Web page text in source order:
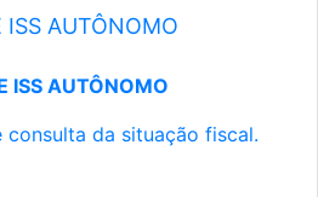
ISS AUTÔNOMO
ISS AUTÔNOMO
consulta da situação fiscal.